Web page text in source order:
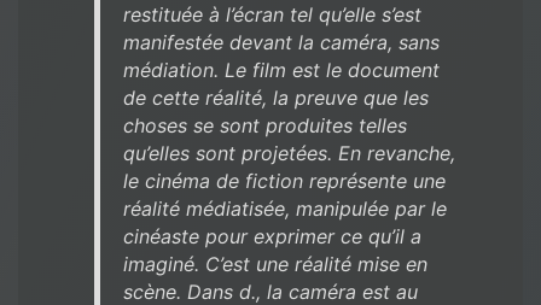
restituée à l’écran tel qu’elle s’est
manifestée devant la caméra, sans
médiation. Le film est le document
de cette réalité, la preuve que les
choses se sont produites telles
qu’elles sont projetées. En revanche,
le cinéma de fiction représente une
réalité médiatisée, manipulée par le
cinéaste pour exprimer ce qu’il a
imaginé. C’est une réalité mise en
scène. Dans d., la caméra est au